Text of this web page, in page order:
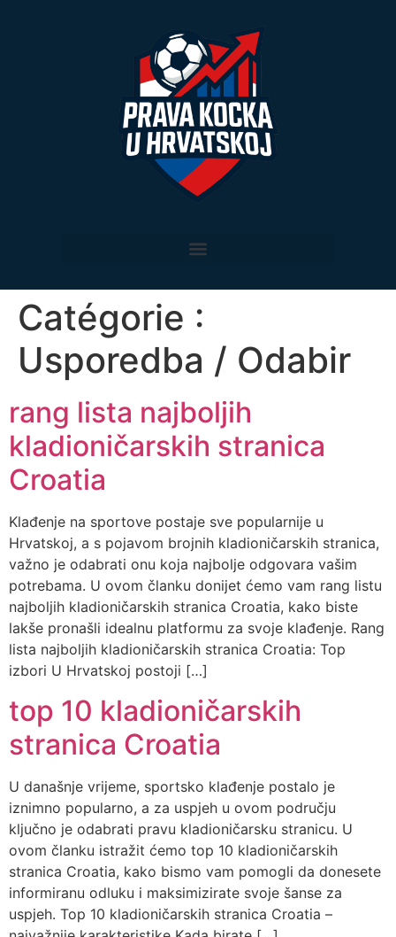
Catégorie :
Usporedba / Odabir
rang lista najboljih
kladioničarskih stranica
Croatia
Klađenje na sportove postaje sve popularnije u
Hrvatskoj, a s pojavom brojnih kladioničarskih stranica,
važno je odabrati onu koja najbolje odgovara vašim
potrebama. U ovom članku donijet ćemo vam rang listu
najboljih kladioničarskih stranica Croatia, kako biste
lakše pronašli idealnu platformu za svoje klađenje. Rang
lista najboljih kladioničarskih stranica Croatia: Top
izbori U Hrvatskoj postoji […]
top 10 kladioničarskih
stranica Croatia
U današnje vrijeme, sportsko klađenje postalo je
iznimno popularno, a za uspjeh u ovom području
ključno je odabrati pravu kladioničarsku stranicu. U
ovom članku istražit ćemo top 10 kladioničarskih
stranica Croatia, kako bismo vam pomogli da donesete
informiranu odluku i maksimizirate svoje šanse za
uspjeh. Top 10 kladioničarskih stranica Croatia –